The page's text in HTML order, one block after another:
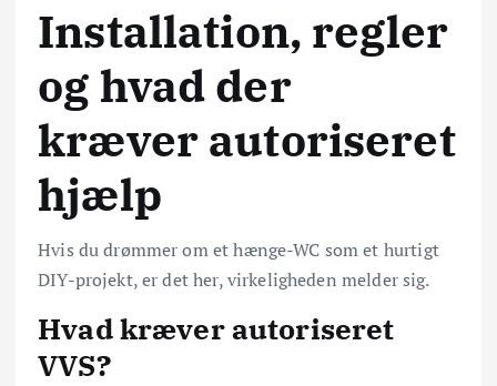
Installation, regler
og hvad der
kræver autoriseret
hjælp
Hvis du drømmer om et hænge-WC som et hurtigt
DIY-projekt, er det her, virkeligheden melder sig.
Hvad kræver autoriseret
VVS?